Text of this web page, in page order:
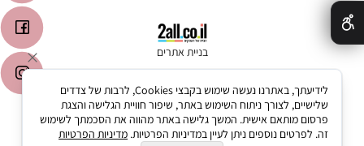
בניית אתרים
לידיעתך, באתרנו נעשה שימוש בקבצי Cookies, לרבות של צדדים
שלישיים, לצורך ניתוח השימוש באתר, שיפור חוויית הגלישה והצגת
פרסום מותאם אישית. המשך גלישה באתר מהווה את הסכמתך לשימוש
זה. לפרטים נוספים ניתן לעיין במדיניות הפרטיות. מדיניות הפרטיות